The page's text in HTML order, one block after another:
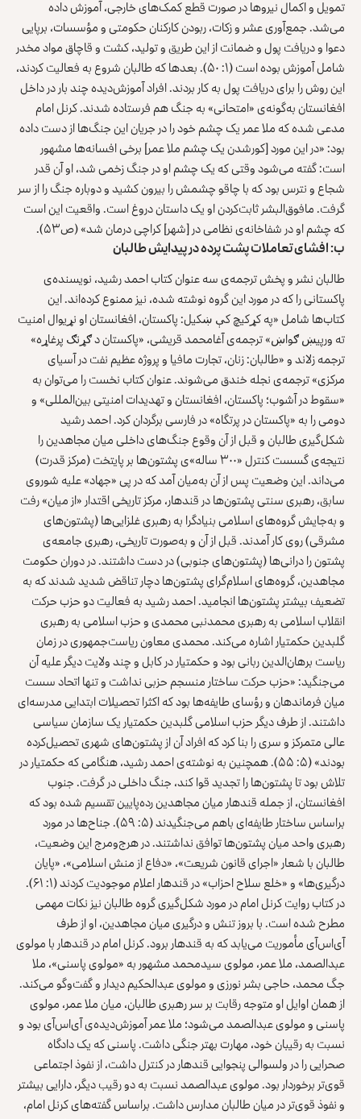
تمویل و اکمال نیروها در صورت قطع کمک‌های خارجی، آموزش داده
می‌شد. جمع‌آوری عشر و زکات، ربودن کارکنان حکومتی و مؤسسات، برپایی
دعوا و دریافت پول و ضمانت از این طریق و تولید، کشت و قاچاق مواد مخدر
شامل آموزش بوده است (۱: ۵۰). بعدها که طالبان شروع به فعالیت کردند،
این روش را برای دریافت پول به کار بردند. افراد آموزش‌دیده چند بار در داخل
افغانستان به‌گونه‌ی «امتحانی» به جنگ هم فرستاده شدند. کرنل امام
مدعی شده که ملا عمر یک چشم خود را در جریان این جنگ‌ها از دست داده
بود: «در این مورد [کورشدن یک چشم ملا عمر] برخی افسانه‌ها مشهور
است: گفته می‌شود وقتی که یک چشم او در جنگ زخمی شد، او آن قدر
شجاع و نترس بود که با چاقو چشمش را بیرون کشید و دوباره جنگ را از سر
گرفت. مافوق‌البشر ثابت‌کردن او یک داستان دروغ است. واقعیت این است
که چشم او در شفاخانه‌ی نظامی در [شهر] کراچی درمان شد» (ص۵۳).
ب: افشای تعاملات پشت پرده در پیدایش طالبان
طالبان نشر و پخش ترجمه‌ی سه عنوان کتاب احمد رشید، نویسنده‌ی
پاکستانی را که در مورد این گروه نوشته شده، نیز ممنوع کرده‌اند. این
کتاب‌ها شامل «په کړکیچ کې ښکیل: پاکستان، افغانستان او نړیوال امنیت
ته ورپیښ ګواښ» ترجمه‌ی آغامحمد قریشی، «پاکستان د ګړنګ پرغاړه»
ترجمه زلاند و «طالبان: زنان، تجارت مافیا و پروژه عظیم نفت در آسیای
مرکزی» ترجمه‌ی نجله خندق می‌شوند. عنوان کتاب نخست را می‌توان به
«سقوط در آشوب؛ پاکستان، افغانستان و تهدیدات امنیتی بین‌المللی» و
دومی را به «پاکستان در پرتگاه» در فارسی برگردان کرد. احمد رشید
شکل‌گیری طالبان و قبل از آن وقوع جنگ‌های داخلی میان مجاهدین را
نتیجه‌ی گسست کنترل «۳۰۰ ساله»ی پشتون‌ها بر پایتخت (مرکز قدرت)
می‌داند. این وضعیت پس از آن به‌میان آمد که در پی «جهاد» علیه شوروی
سابق، رهبری سنتی پشتون‌ها در قندهار، مرکز تاریخی اقتدار «از میان» رفت
و به‌جایش گروه‌های اسلامی بنیادگرا به رهبری غلزایی‌ها (پشتون‌های
مشرقی) روی کار آمدند. قبل از آن و به‌صورت تاریخی، رهبری جامعه‌ی
پشتون رادرانیها(پشتون‌های جنوبی) در دست داشتند. در دوران حکومت
مجاهدین، گروه‌های اسلام‌گرای پشتون‌ها دچار تناقض شدید شدند که به
تضعیف بیشتر پشتون‌ها انجامید. احمد رشید به فعالیت دو حزب حرکت
انقلاب اسلامی به رهبری محمدنبی محمدی و حزب اسلامی به رهبری
گلبدین حکمتیار اشاره می‌کند. محمدی معاون ریاست‌جمهوری در زمان
ریاست برهان‌الدین ربانی بود و حکمتیار در کابل و چند ولایت دیگر علیه آن
می‌جنگید: «حزب حرکت ساختار منسجم حزبی نداشت و تنها اتحاد سست
میان فرماندهان و رؤسای طایفه‌ها بود که اکثرا تحصیلات ابتدایی مدرسه‌ای
داشتند. از طرف دیگر حزب اسلامی گلبدین حکمتیار یک سازمان سیاسی
عالی متمرکز و سری را بنا کرد که افراد آن از پشتون‌های شهری تحصیل‌کرده
بودند» (۵: ۵۵). همچنین به نوشته‌ی احمد رشید، هنگامی که حکمتیار در
تلاش بود تا پشتون‌ها را تجدید قوا کند، جنگ داخلی در گرفت. جنوب
افغانستان، از جمله قندهار میان مجاهدین رده‌پایین تقسیم شده بود که
براساس ساختار طایفه‌ای باهم می‌جنگیدند (۵: ۵۹). جناح‌ها در مورد
رهبری واحد میان پشتون‌ها توافق نداشتند. در هرج‌ومرج این وضعیت،
طالبان با شعار «اجرای قانون شریعت»، «دفاع از منش اسلامی»، «پایان
درگیری‌ها» و «خلع سلاح احزاب» در قندهار اعلام موجودیت کردند (۱: ۶۱).
در کتاب روایت کرنل امام در مورد شکل‌گیری گروه طالبان نیز نکات مهمی
مطرح شده است. با بروز تنش و درگیری میان مجاهدین، او از طرف
آی‌اس‌آی مأموریت می‌یابد که به قندهار برود. کرنل امام در قندهار با مولوی
عبدالصمد، ملا عمر، مولوی سیدمحمد مشهور به «مولوی پاسنی»، ملا
جگ محمد، حاجی بشر نورزی و مولوی عبدالحکیم دیدار و گفت‌وگو می‌کند.
از همان اوایل او متوجه رقابت بر سر رهبری طالبان، میان ملا عمر، مولوی
پاسنی و مولوی عبدالصمد می‌شود؛ ملا عمر آموزش‌دیده‌ی آی‌اس‌آی بود و
نسبت به رقیبان خود، مهارت بهتر جنگی داشت. پاسنی که یک دادگاه
صحرایی را در ولسوالی پنجوایی قندهار در کنترل داشت، از نفوذ اجتماعی
قوی‌تر برخوردار بود. مولوی عبدالصمد نسبت به دو رقیب دیگر، دارایی بیشتر
و نفوذ قوی‌تر در میان طالبان مدارس داشت. براساس گفته‌های کرنل امام،